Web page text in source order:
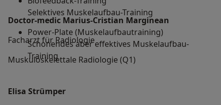
Selektives Muskelaufbau-Training
Power-Plate (Muskelaufbautraining)
Schonendes aber effektives Muskelaufbau-
Training
Doctor-medic Marius-Cristian Marginean
Facharzt für Radiologie
Muskuloskelettale Radiologie (Q1)
Elisa Strümper